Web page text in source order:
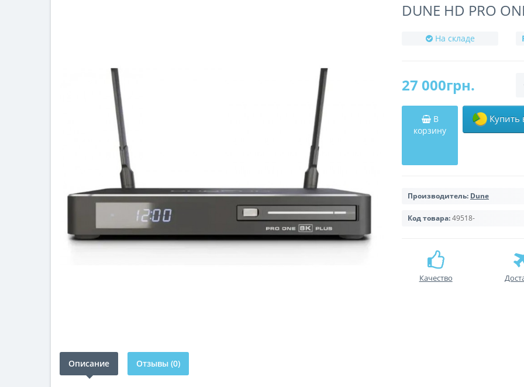
DUNE HD PRO
На складе
27 000грн.
В
корзину
Купить
Производитель: Dune
Код товара:49518-
Качество
Описание Отзывы (0)